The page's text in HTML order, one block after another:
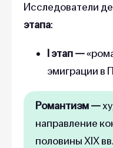
Исследователи
этапа:
I этап —
эмиграции в
Романтизм —
направление
половины XIX